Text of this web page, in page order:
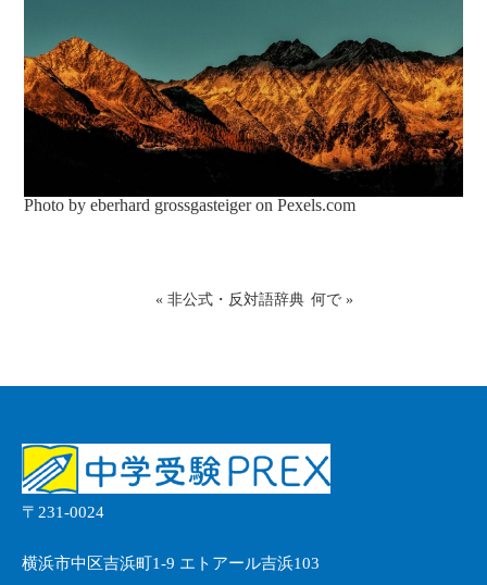
Photo by eberhard grossgasteiger onPexels.com
« 非公式・反対語辞典 何で »
〒231-0024
横浜市中区吉浜町1-9 エトアール吉浜103